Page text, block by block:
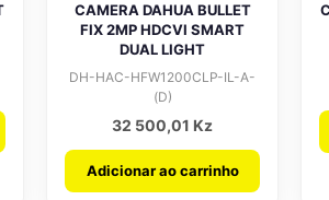
CAMERA DAHUA BULLET
FIX 2MP HDCVI SMART
DUAL LIGHT
DH-HAC-HFW1200CLP-IL-A-
(D)
32 500,01 Kz
Adicionar ao carrinho